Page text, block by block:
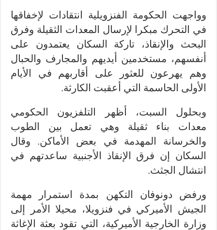
وواجهت الحكومة الفنزويلية انتقادات لإخفاقها
في التحرك مبكرا لإرسال المعدات الثقيلة وفرق
البحث والإنقاذ، تاركة السكان يعتمدون على
أنفسهم، مستخدمين أيديهم والمجارف والحبال
وهم يهرعون للعثور على أقاربهم في الأيام
الأولى الحاسمة التي أعقبت الكارثة.
وبحلول السبت، أظهر التلفزيون الحكومي
معدات بناء ثقيلة وهي تعمل بين الطوب
والخرسانة المهدمة في بعض الأماكن. وقال
السكان إن فرق الإنقاذ الأجنبية ساعدتهم في
انتشال الجثث.
ورفض دونوفان التكهن بمدة استمرار مهمة
الجيش الأميركي في فنزويلا، محيلا الأمر إلى
وزارة الخارجية الأميركية، التي تقود بعثة الإغاثة